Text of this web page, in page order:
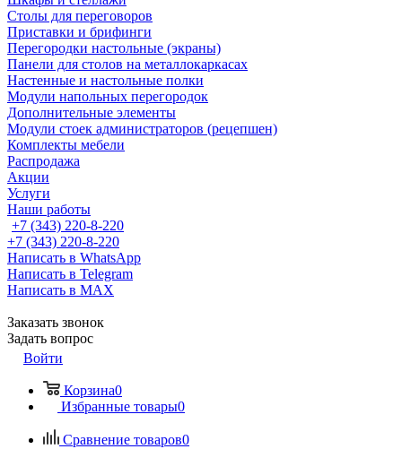
Столы для переговоров
Приставки и брифинги
Перегородки настольные (экраны)
Панели для столов на металлокаркасах
Настенные и настольные полки
Модули напольных перегородок
Дополнительные элементы
Модули стоек администраторов (рецепшен)
Комплекты мебели
Распродажа
Акции
Услуги
Наши работы
+7 (343) 220-8-220
+7 (343) 220-8-220
Написать в WhatsApp
Написать в Telegram
Написать в MAX
Заказать звонок
Задать вопрос
Войти
Корзина0
Избранные товары0
Сравнение товаров0